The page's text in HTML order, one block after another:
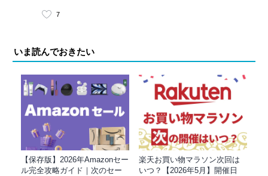
7
いま読んでおきたい
【保存版】2026年Amazonセー
ル完全攻略ガイド｜次のセー
楽天お買い物マラソン次回は
いつ？【2026年5月】開催日